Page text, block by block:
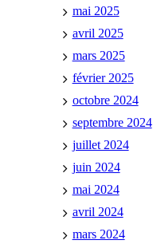
mai 2025
avril 2025
mars 2025
février 2025
octobre 2024
septembre 2024
juillet 2024
juin 2024
mai 2024
avril 2024
mars 2024